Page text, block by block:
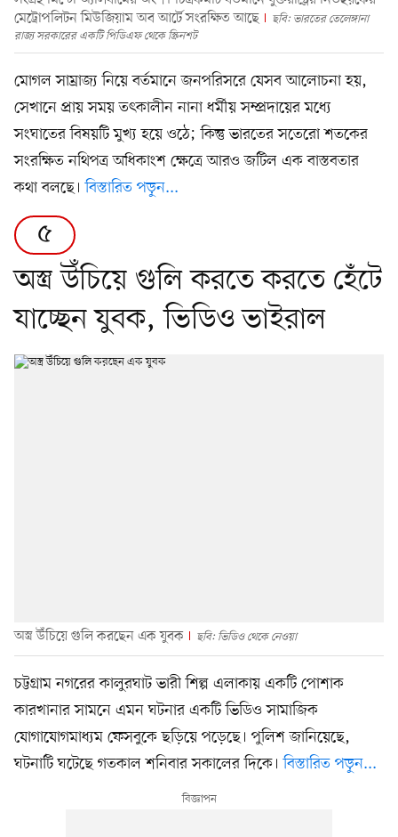
মেট্রোপলিটন মিউজিয়াম অব আর্টে সংরক্ষিত আছে
ছবি: ভারতের তেলেঙ্গানা
রাজ্য সরকারের একটি পিডিএফ থেকে স্ক্রিনশট
মোগল সাম্রাজ্য নিয়ে বর্তমানে জনপরিসরে যেসব আলোচনা হয়,
সেখানে প্রায় সময় তৎকালীন নানা ধর্মীয় সম্প্রদায়ের মধ্যে
সংঘাতের বিষয়টি মুখ্য হয়ে ওঠে; কিন্তু ভারতের সতেরো শতকের
সংরক্ষিত নথিপত্র অধিকাংশ ক্ষেত্রে আরও জটিল এক বাস্তবতার
কথা বলছে।বিস্তারিত পড়ুন...
৫
অস্ত্র উঁচিয়ে গুলি করতে করতে হেঁটে
যাচ্ছেন যুবক, ভিডিও ভাইরাল
অস্ত্র উঁচিয়ে গুলি করছেন এক যুবক ছবি: ভিডিও থেকে নেওয়া
চট্টগ্রাম নগরের কালুরঘাট ভারী শিল্প এলাকায় একটি পোশাক
কারখানার সামনে এমন ঘটনার একটি ভিডিও সামাজিক
যোগাযোগমাধ্যম ফেসবুকে ছড়িয়ে পড়েছে। পুলিশ জানিয়েছে,
ঘটনাটি ঘটেছে গতকাল শনিবার সকালের দিকে।বিস্তারিত পড়ুন...